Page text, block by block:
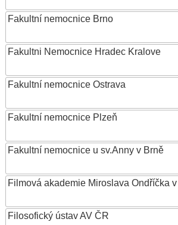
Fakultní nemocnice Brno
Fakultni Nemocnice Hradec Kralove
Fakultní nemocnice Ostrava
Fakultní nemocnice Plzeň
Fakultní nemocnice u sv.Anny v Brně
Filmová akademie Miroslava Ondříčka
Filosofický ústav AV ČR